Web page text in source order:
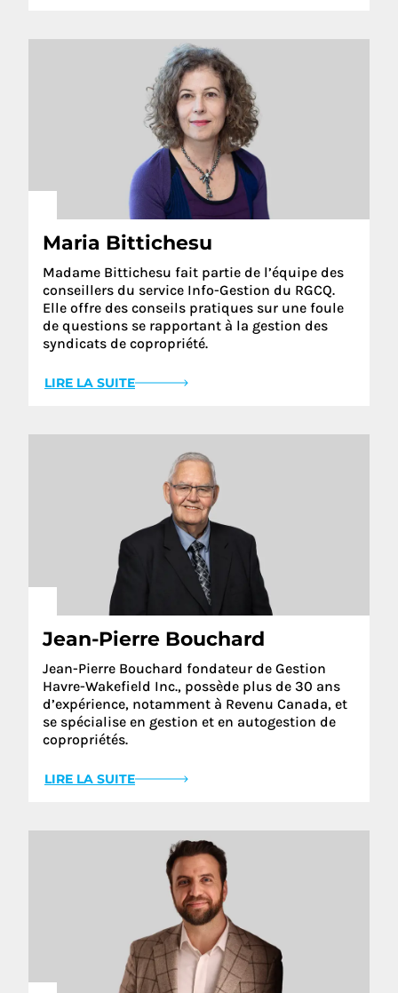
Maria Bittichesu
Madame Bittichesu fait partie de l’équipe des
conseillers du service Info-Gestion du RGCQ.
Elle offre des conseils pratiques sur une foule
de questions se rapportant à la gestion des
syndicats de copropriété.
LIRE LA SUITE
Jean-Pierre Bouchard
Jean-Pierre Bouchard fondateur de Gestion
Havre-Wakefield Inc., possède plus de 30 ans
d’expérience, notamment à Revenu Canada, et
se spécialise en gestion et en autogestion de
copropriétés.
LIRE LA SUITE